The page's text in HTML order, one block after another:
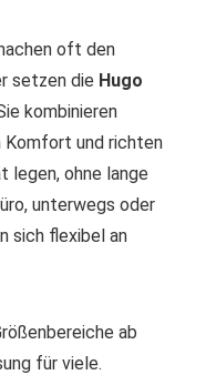
oft den
setzen die Hugo
kombinieren
Komfort und richten
legen, ohne lange
unterwegs oder
sich flexibel an
ab
für viele.